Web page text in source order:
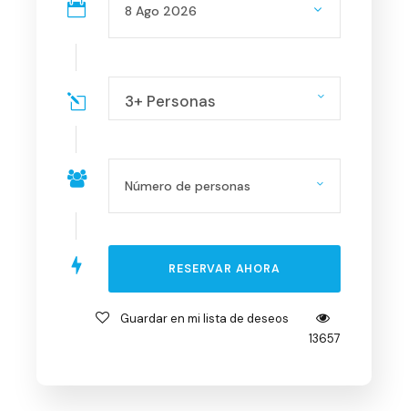
3+ Personas
Guardar en mi lista de deseos
13657